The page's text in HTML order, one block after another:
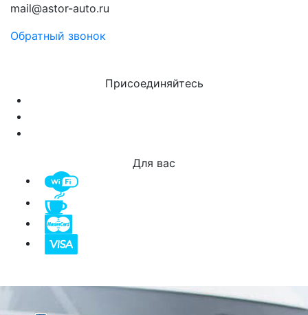
mail@astor-auto.ru
Обратный звонок
Присоединяйтесь
Для вас